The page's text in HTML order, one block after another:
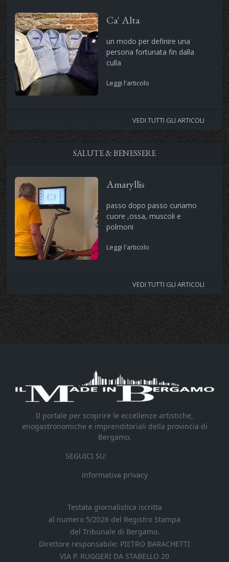
Ca' Alta
un modo per definire una
persona fortunata fin dalla
culla
Leggi l'articolo
VEDI TUTTI GLI ARTICOLI
SALUTE & BENESSERE
Amaryllis
passo dopo passo curiamo
cuore ,ossa, muscoli e
polmoni
Leggi l'articolo
VEDI TUTTI GLI ARTICOLI
Il portale per scoprire le eccellenze artistiche,
enogastronomiche e imprenditoriali della provincia di
Bergamo.
SEGUICI SU:
informativa privacy
Testata giornalistica iscritta
al numero 5/2026 del Registro Stampa
del Tribunale di Bergamo.
Direttore responsabile: PIETRO BARACHETTI
VIA P. RUGGERI DA STABELLO 20